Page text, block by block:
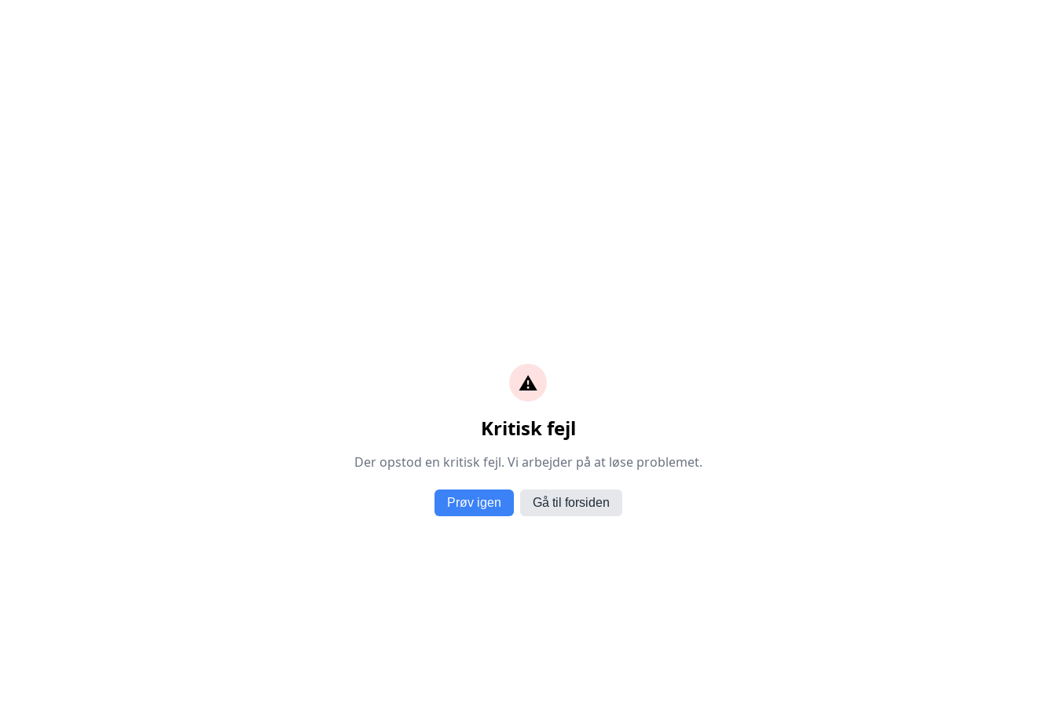
⚠️
Kritisk fejl
Der opstod en kritisk fejl. Vi arbejder på at løse problemet.
Prøv igen Gå til forsiden